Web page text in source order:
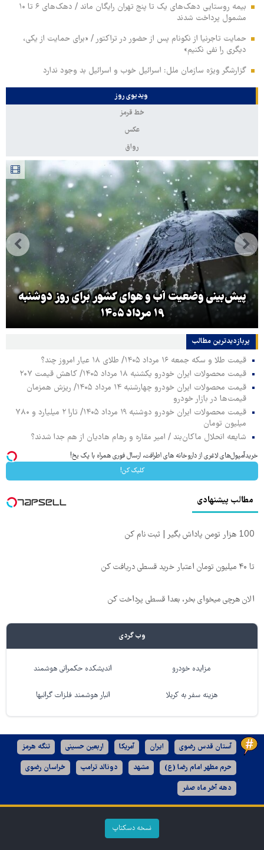
بیمه روستایی دهک‌های یک تا پنج تهران رایگان ماند / دهک‌های ۶ تا ۱۰
مشمول پرداخت شدند
حمایت تاجرنیا از نکونام پس از حضور در تراکتور / «برای حمایت از یکی،
دیگری را نفی نکنیم»
گزارشگر ویژه سازمان ملل: اسرائیل خوب و اسرائیل بد وجود ندارد
ویدیوی روز
خط قرمز
عکس
رواق
پیش‌بینی وضعیت آب و هوای کشور برای روز دوشنبه
۱۹ مرداد ۱۴۰۵
پربازدیدترین‌ مطالب
قیمت طلا و سکه جمعه ۱۶ مرداد ۱۴۰۵/ طلای ۱۸ عیار امروز چند؟
قیمت محصولات ایران خودرو یکشنبه ۱۸ مرداد ۱۴۰۵/ کاهش قیمت ۲۰۷
قیمت محصولات ایران خودرو چهارشنبه ۱۴ مرداد ۱۴۰۵/ ریزش همزمان
قیمت‌ها در بازار خودرو
قیمت محصولات ایران خودرو دوشنبه ۱۹ مرداد ۱۴۰۵/ تارا ۲ میلیارد و ۷۸۰
میلیون تومان
شایعه انحلال ماکان‌بند / امیر مقاره و رهام هادیان از هم جدا شدند؟
خریدآمپول‌های لاغری از داروخانه های اطرافت، ارسال فوری همراه با پک یخ!
کلیک کن!
مطالب پیشنهادی
100 هزار تومن پاداش بگیر | ثبت نام کن
تا ۴۰ میلیون تومان اعتبار خرید قسطی دریافت کن
الان هرچی میخوای بخر، بعدا قسطی پرداخت کن
وب گردی
مزایده خودرو اندیشکده حکمرانی هوشمند
هزینه سفر به کربلا انبار هوشمند فلزات گرانبها
آستان قدس رضوی ایران آمریکا اربعین حسینی تنگه هرمز
حرم مطهر امام رضا (ع) مشهد دونالد ترامپ خراسان رضوی
دهه آخر ماه صفر
نسخه دسکتاپ